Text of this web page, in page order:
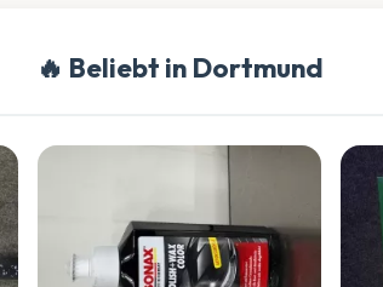
🔥 Beliebt in Dortmund